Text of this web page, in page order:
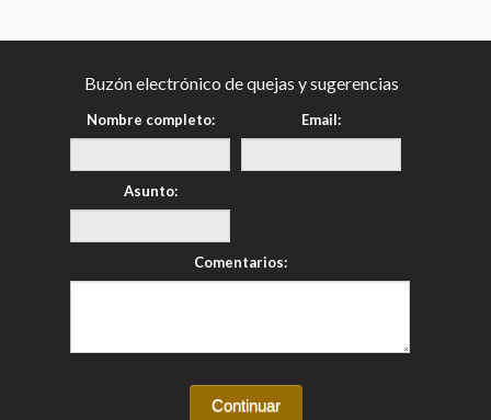
Buzón electrónico de quejas y sugerencias
Nombre completo: Email:
Asunto:
Comentarios: